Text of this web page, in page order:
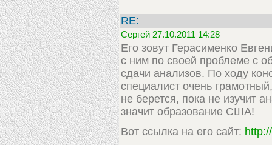
RE:
Сергей 27.10.2011 14:28
Его зовут Герасименко
с ним по своей проблеме с
сдачи анализов. По ходу
специалист очень
не берется, пока не изучит
значит образование США!
Вот ссылка на его сайт: